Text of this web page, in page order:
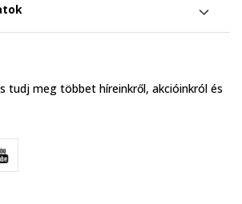
tudj meg többet híreinkről, akcióinkról és